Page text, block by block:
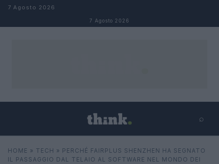
Salta al contenuto
7 Agosto 2026
7 Agosto 2026
⌕
Cerca ⌕ ×
HOME » TECH » PERCHÉ FAIRPLUS SHENZHEN HA SEGNATO
IL PASSAGGIO DAL TELAIO AL SOFTWARE NEL MONDO DEI